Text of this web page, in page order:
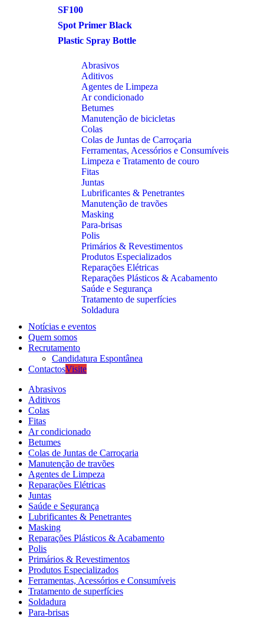
SF100
Spot Primer Black
Plastic Spray Bottle
Abrasivos
Aditivos
Agentes de Limpeza
Ar condicionado
Betumes
Manutenção de bicicletas
Colas
Colas de Juntas de Carroçaria
Ferramentas, Acessórios e Consumíveis
Limpeza e Tratamento de couro
Fitas
Juntas
Lubrificantes & Penetrantes
Manutenção de travões
Masking
Para-brisas
Polis
Primários & Revestimentos
Produtos Especializados
Reparações Elétricas
Reparações Plásticos & Acabamento
Saúde e Segurança
Tratamento de superfícies
Soldadura
Notícias e eventos
Quem somos
Recrutamento
Candidatura Espontânea
ContactosVisite
Abrasivos
Aditivos
Colas
Fitas
Ar condicionado
Betumes
Colas de Juntas de Carroçaria
Manutenção de travões
Agentes de Limpeza
Reparações Elétricas
Juntas
Saúde e Segurança
Lubrificantes & Penetrantes
Masking
Reparações Plásticos & Acabamento
Polis
Primários & Revestimentos
Produtos Especializados
Ferramentas, Acessórios e Consumíveis
Tratamento de superfícies
Soldadura
Para-brisas